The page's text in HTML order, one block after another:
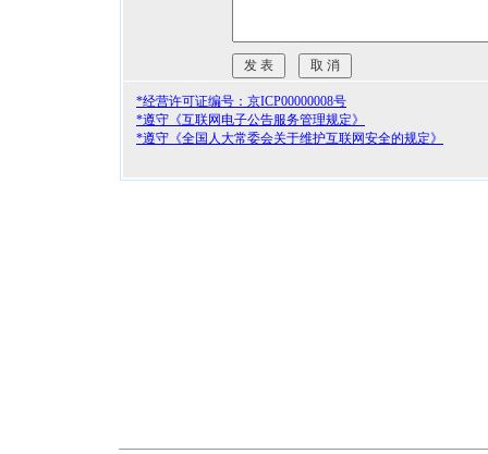
*经营许可证编号：京ICP00000008号
*遵守《互联网电子公告服务管理规定》
*遵守《全国人大常委会关于维护互联网安全的规定》